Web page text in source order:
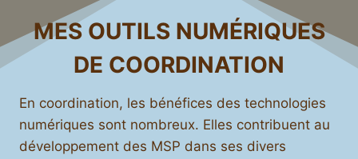
MES OUTILS NUMÉRIQUES
DE COORDINATION
En coordination, les bénéfices des technologies
numériques sont nombreux. Elles contribuent au
développement des MSP dans ses divers